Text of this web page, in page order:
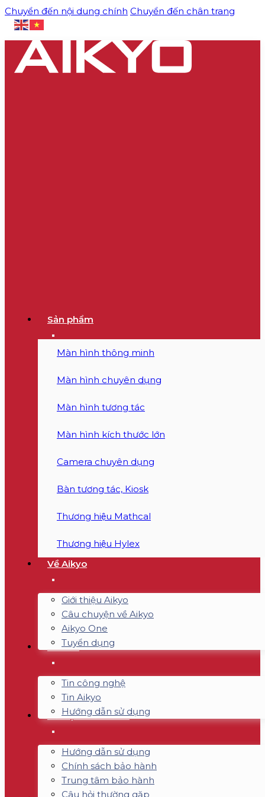
Chuyển đến nội dung chính Chuyển đến chân trang
Sản phẩm
Màn hình thông minh
Màn hình chuyên dụng
Màn hình tương tác
Màn hình kích thước lớn
Camera chuyên dụng
Bàn tương tác, Kiosk
Thương hiệu Mathcal
Thương hiệu Hylex
Về Aikyo
Giới thiệu Aikyo
Câu chuyện về Aikyo
Aikyo One
Tuyển dụng
Tin tức
Tin công nghệ
Tin Aikyo
Hướng dẫn sử dụng
Hỗ trợ & Bảo hành
Hướng dẫn sử dụng
Chính sách bảo hành
Trung tâm bảo hành
Câu hỏi thường gặp